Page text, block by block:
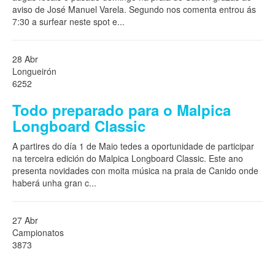
aviso de José Manuel Varela. Segundo nos comenta entrou ás
7:30 a surfear neste spot e...
28 Abr
Longueirón
6252
Todo preparado para o Malpica
Longboard Classic
A partires do día 1 de Maio tedes a oportunidade de participar
na terceira edición do Malpica Longboard Classic. Este ano
presenta novidades con moita música na praia de Canido onde
haberá unha gran c...
27 Abr
Campionatos
3873